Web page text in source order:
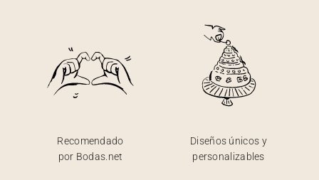
Recomendado
por Bodas.net
Diseños únicos y
personalizables